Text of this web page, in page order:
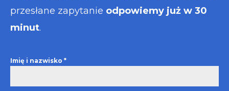
przesłane zapytanie odpowiemy już w 30
minut.
Imię i nazwisko *